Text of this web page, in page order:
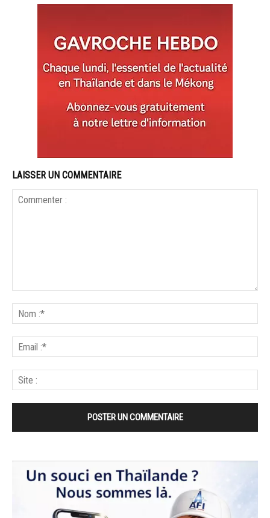
LAISSER UN COMMENTAIRE